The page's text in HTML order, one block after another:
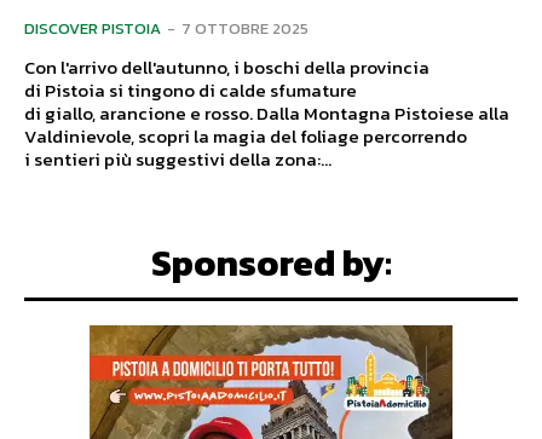
DISCOVER PISTOIA - 7 OTTOBRE 2025
Con l'arrivo dell'autunno, i boschi della provincia
di Pistoia si tingono di calde sfumature
di giallo, arancione e rosso. Dalla Montagna Pistoiese alla
Valdinievole, scopri la magia del foliage percorrendo
i sentieri più suggestivi della zona:...
Sponsored by: